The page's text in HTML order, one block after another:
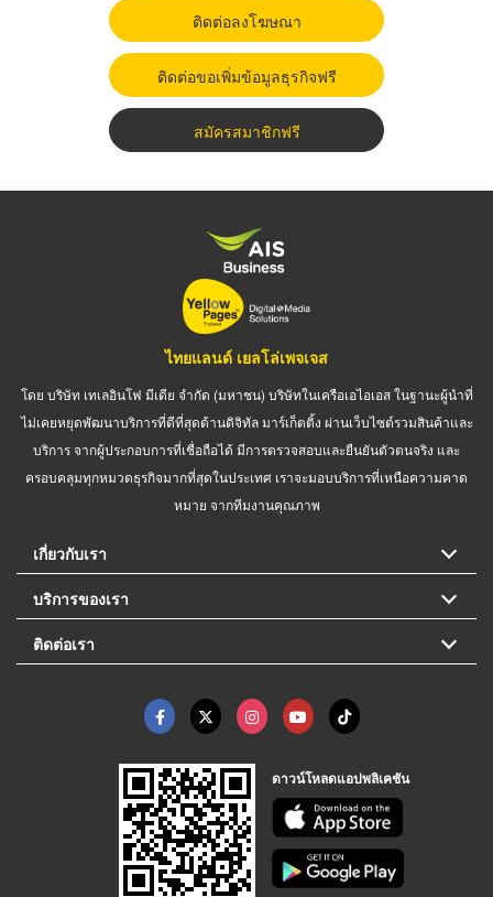
ติดต่อลงโฆษณา
ติดต่อขอเพิ่มข้อมูลธุรกิจฟรี
สมัครสมาชิกฟรี
ไทยแลนด์ เยลโล่เพจเจส
โดย บริษัท เทเลอินโฟ มีเดีย จำกัด (มหาชน) บริษัทในเครือเอไอเอส ในฐานะผู้นำที่
ไม่เคยหยุดพัฒนาบริการที่ดีที่สุดด้านดิจิทัล มาร์เก็ตติ้ง ผ่านเว็บไซต์รวมสินค้าและ
บริการ จากผู้ประกอบการที่เชื่อถือได้ มีการตรวจสอบและยืนยันตัวตนจริง และ
ครอบคลุมทุกหมวดธุรกิจมากที่สุดในประเทศ เราจะมอบบริการที่เหนือความคาด
หมาย จากทีมงานคุณภาพ
เกี่ยวกับเรา
บริการของเรา
ติดต่อเรา
ดาวน์โหลดแอปพลิเคชัน